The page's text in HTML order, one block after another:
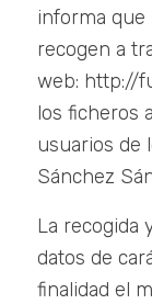
informa que
recogen a
web: http://
los ficheros
usuarios de
Sánchez
La recogida
datos de
finalidad el